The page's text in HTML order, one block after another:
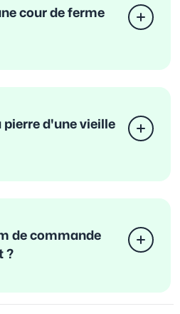
cour de ferme
pierre d'une vieille
de commande
?